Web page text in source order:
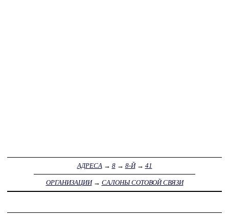
АДРЕСА→ 8→ 8-Й→ 41
ОРГАНИЗАЦИИ→ САЛОНЫ СОТОВОЙ СВЯЗИ